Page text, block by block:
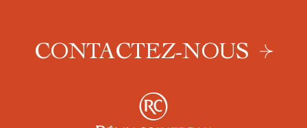
CONTACTEZ-NOUS